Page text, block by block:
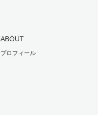
ABOUT
プロフィール